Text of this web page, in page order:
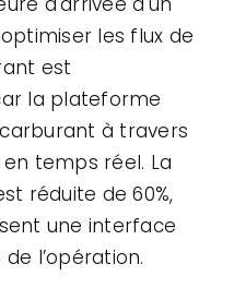
les flux de
est
la plateforme
à travers
temps réel. La
réduite de 60%,
une interface
l’opération.